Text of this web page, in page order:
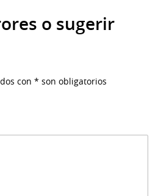
o sugerir
con * son obligatorios